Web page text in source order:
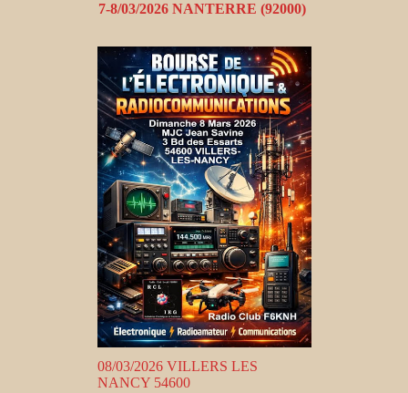
7-8/03/2026 NANTERRE (92000)
08/03/2026 VILLERS LES
NANCY 54600